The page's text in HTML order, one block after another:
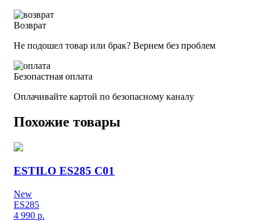
Возврат
Не подошел товар или брак? Вернем без проблем
Безопастная оплата
Оплачивайте картой по безопасному каналу
Похожие товары
ESTILO ES285 C01
New
ES285
4 990 р.